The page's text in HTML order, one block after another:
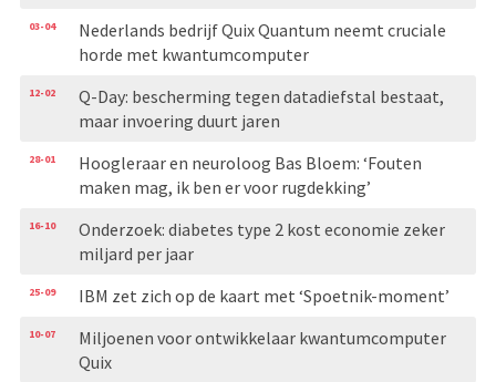
03-04
Nederlands bedrijf Quix Quantum neemt cruciale
horde met kwantumcomputer
12-02
Q-Day: bescherming tegen datadiefstal bestaat,
maar invoering duurt jaren
28-01
Hoogleraar en neuroloog Bas Bloem: ‘Fouten
maken mag, ik ben er voor rugdekking’
16-10
Onderzoek: diabetes type 2 kost economie zeker
miljard per jaar
25-09 IBM zet zich op de kaart met ‘Spoetnik-moment’
10-07
Miljoenen voor ontwikkelaar kwantum­computer
Quix